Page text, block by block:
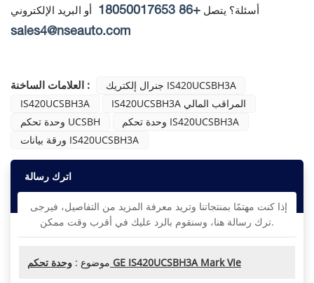
أسئلة؟ يتصل +86 18050017653 أو البريد الإلكتروني
sales4@nseauto.com
العلامات الساخنة :
جنرال إلكتريك IS420UCSBH3A
IS420UCSBH3A
IS420UCSBH3A المراقب المالي
وحدة تحكم UCSBH
وحدة تحكم IS420UCSBH3A
ورقة بيانات IS420UCSBH3A
اترك رسالة
ترك رسالة هنا، وسنقوم بالرد عليك في أقرب وقت ممكن.
موضوع : وحدة تحكم GE IS420UCSBH3A Mark VIe